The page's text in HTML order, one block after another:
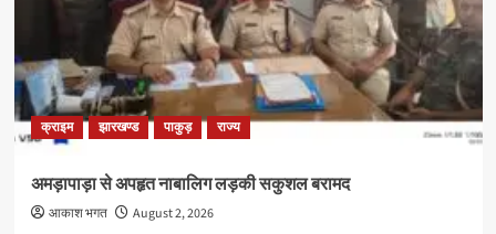
क्राइम झारखण्ड पाकुड़ राज्य
अमड़ापाड़ा से अपहृत नाबालिग लड़की सकुशल बरामद
आकाश भगत August 2, 2026